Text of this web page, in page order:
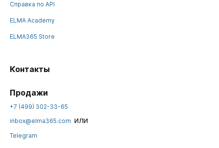
Справка по API
ELMA Academy
ELMA365 Store
Контакты
Продажи
+7 (499) 302-33-65
inbox@elma365.com или
Telegram